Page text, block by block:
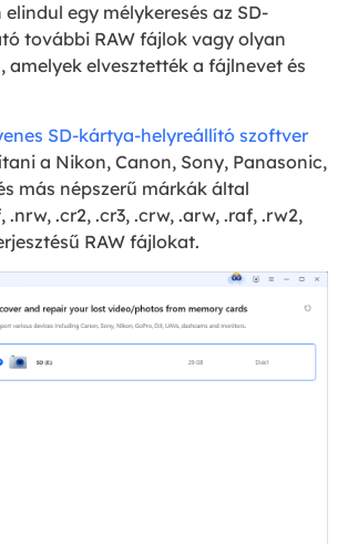
egy mélykeresés az SD-
további RAW fájlok vagy olyan
amelyek elvesztették a fájlnevet és
SD-kártya-helyreállító szoftver
a Nikon, Canon, Sony, Panasonic,
más népszerű márkák által
.cr2, .cr3, .crw, .arw, .raf, .rw2,
RAW fájlokat.